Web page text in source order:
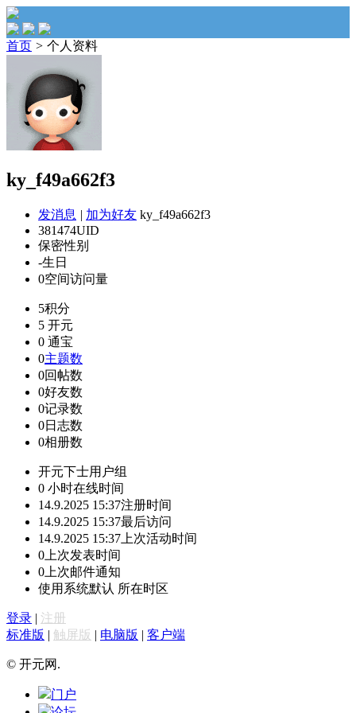
首页 > 个人资料
ky_f49a662f3
发消息 | 加为好友 ky_f49a662f3
381474UID
保密性别
-生日
0空间访问量
5积分
5 开元
0 通宝
0主题数
0回帖数
0好友数
0记录数
0日志数
0相册数
开元下士用户组
0 小时在线时间
14.9.2025 15:37注册时间
14.9.2025 15:37最后访问
14.9.2025 15:37 上次活动时间
0 上次发表时间
0 上次邮件通知
使用系统默认 所在时区
登录 | 注册
标准版 | 触屏版 | 电脑版 | 客户端
© 开元网.
门户